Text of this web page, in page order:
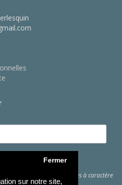
sur notre site,
Fermer
les traitements de données à caractère